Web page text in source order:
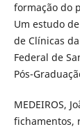
formação do
Um estudo
de Clínicas
Federal de
Pós-
MEDEIROS,
fichamentos,